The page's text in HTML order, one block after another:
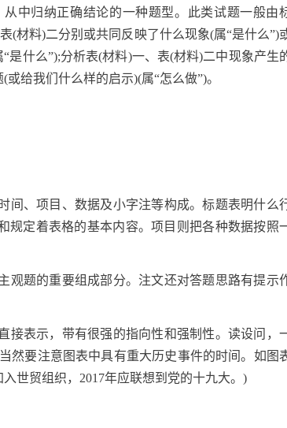
中归纳正确结论的一种题型。此类试题一般由
(材料)二分别或共同反映了什么现象(属“是什么”)
什么”);分析表(材料)一、表(材料)二中现象产生
给我们什么样的启示)(属“怎么做”)。
间、项目、数据及小字注等构成。标题表明什么
规定着表格的基本内容。项目则把各种数据按照
观题的重要组成部分。注文还对答题思路有提示
接表示，带有很强的指向性和强制性。读设问，
然要注意图表中具有重大历史事件的时间。如图
世贸组织，2017年应联想到党的十九大。)